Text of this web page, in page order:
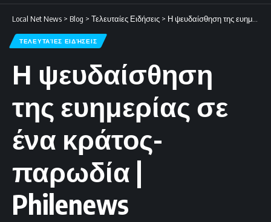
Local Net News > Blog > Τελευταίες Ειδήσεις > Η ψευδαίσθηση της ευημερίας σε ένα κράτος-παρωδία | Philenews
ΤΕΛΕΥΤΑΊΕΣ ΕΙΔΉΣΕΙΣ
Η ψευδαίσθηση
της ευημερίας σε
ένα κράτος-
παρωδία |
Philenews